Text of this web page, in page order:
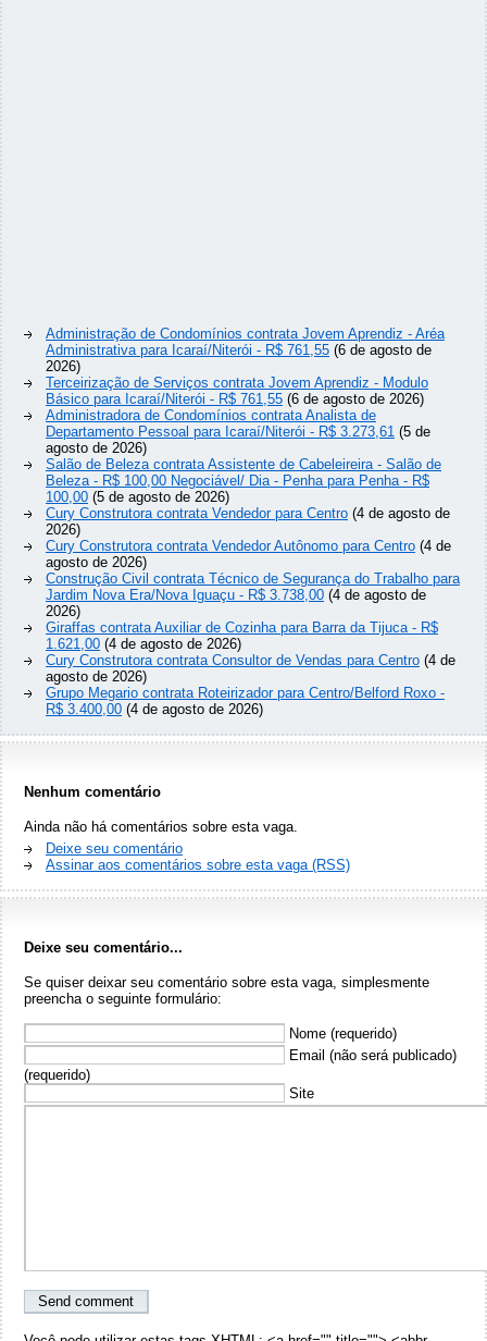
Administração de Condomínios contrata Jovem Aprendiz - Aréa
Administrativa para Icaraí/Niterói - R$ 761,55 (6 de agosto de
2026)
Terceirização de Serviços contrata Jovem Aprendiz - Modulo
Básico para Icaraí/Niterói - R$ 761,55 (6 de agosto de 2026)
Administradora de Condomínios contrata Analista de
Departamento Pessoal para Icaraí/Niterói - R$ 3.273,61 (5 de
agosto de 2026)
Salão de Beleza contrata Assistente de Cabeleireira - Salão de
Beleza - R$ 100,00 Negociável/ Dia - Penha para Penha - R$
100,00 (5 de agosto de 2026)
Cury Construtora contrata Vendedor para Centro (4 de agosto de
2026)
Cury Construtora contrata Vendedor Autônomo para Centro (4 de
agosto de 2026)
Construção Civil contrata Técnico de Segurança do Trabalho para
Jardim Nova Era/Nova Iguaçu - R$ 3.738,00 (4 de agosto de
2026)
Giraffas contrata Auxiliar de Cozinha para Barra da Tijuca - R$
1.621,00 (4 de agosto de 2026)
Cury Construtora contrata Consultor de Vendas para Centro (4 de
agosto de 2026)
Grupo Megario contrata Roteirizador para Centro/Belford Roxo -
R$ 3.400,00 (4 de agosto de 2026)
Nenhum comentário
Ainda não há comentários sobre esta vaga.
Deixe seu comentário
Assinar aos comentários sobre esta vaga (RSS)
Deixe seu comentário...
Se quiser deixar seu comentário sobre esta vaga, simplesmente
preencha o seguinte formulário:
Nome (requerido)
Email (não será publicado)
(requerido)
Site